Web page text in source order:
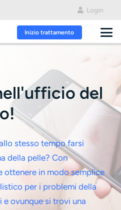
Login
Inizio trattamento
del
stesso tempo farsi
della pelle? Con
ottenere in modo semplice
per i problemi della
e ovunque si trovi una